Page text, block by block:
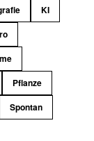
KI
Pflanze
Spontan